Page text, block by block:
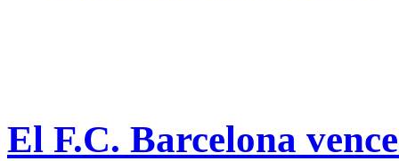
El F.C. Barcelona